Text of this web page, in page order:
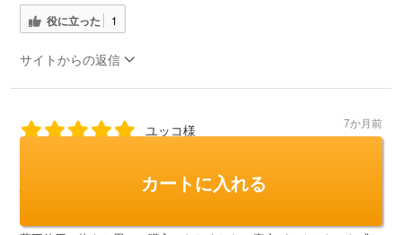
役に立った 1
サイトからの返信
ユッコ様 7か月前
性別:
カートに入れる